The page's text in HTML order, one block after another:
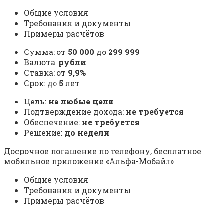
Общие условия
Требования и документы
Примеры расчётов
Сумма: от 50 000 до 299 999
Валюта: рубли
Ставка: от 9,9%
Срок: до 5лет
Цель: на любые цели
Подтверждение дохода: не требуется
Обеспечение: не требуется
Решение: до недели
Досрочное погашение по телефону, бесплатное
мобильное приложение «Альфа-Мобайл»
Общие условия
Требования и документы
Примеры расчётов